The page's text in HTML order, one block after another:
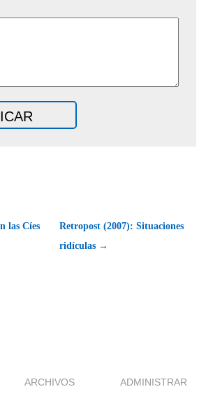
las Cíes
Retropost (2007): Situaciones
ridículas →
ARCHIVOS ADMINISTRAR